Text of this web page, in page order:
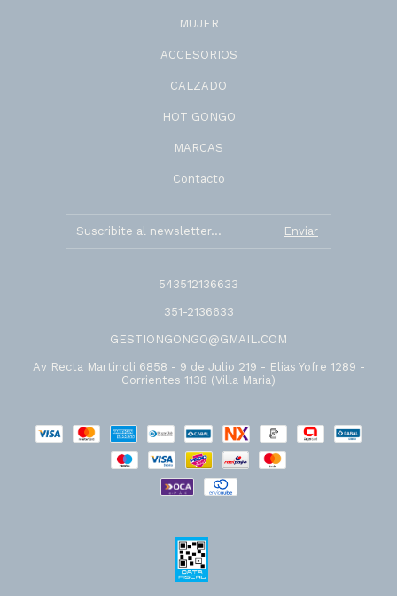
MUJER
ACCESORIOS
CALZADO
HOT GONGO
MARCAS
Contacto
543512136633
351-2136633
GESTIONGONGO@GMAIL.COM
Av Recta Martinoli 6858 - 9 de Julio 219 - Elias Yofre 1289 -
Corrientes 1138 (Villa Maria)